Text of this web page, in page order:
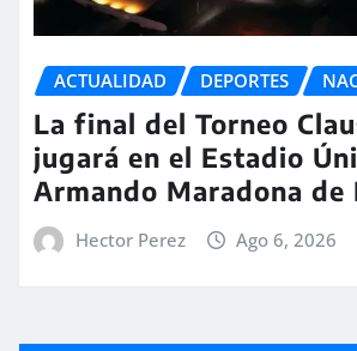
ACTUALIDAD DEPORTES
La final del Torneo
jugará en el Estadio
Armando Maradona de
Hector Perez Ago 6, 2026